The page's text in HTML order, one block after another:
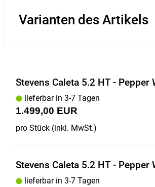
Varianten des Artikels
Stevens Caleta 5.2 HT - Pepper
lieferbar in 3-7 Tagen
1.499,00 EUR
pro Stück (inkl. MwSt.)
Stevens Caleta 5.2 HT - Pepper
lieferbar in 3-7 Tagen